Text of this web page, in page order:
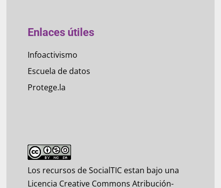
Enlaces útiles
Infoactivismo
Escuela de datos
Protege.la
Los recursos de SocialTIC estan bajo una
Licencia Creative Commons Atribución-